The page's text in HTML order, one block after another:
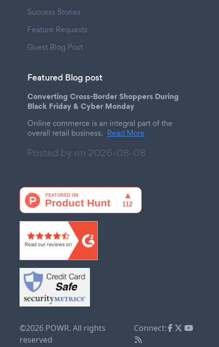
Success Stories
Feature Requests
Guest Blog Post
Featured Blog post
Converting Cross-Border Shoppers During
Black Friday & Cyber Monday
Online commerce is an integral part of the
overall retail business. Read More
Posted by on 2026-08-08
©2026 POWR. All rights
reserved
Connect: